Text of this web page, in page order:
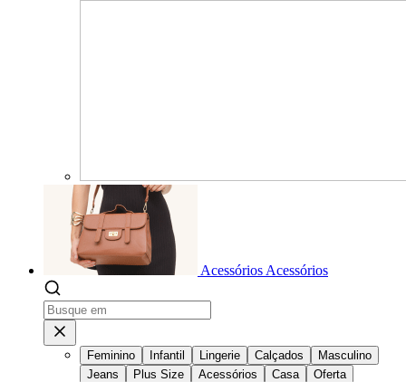
Acessórios Acessórios
Feminino Infantil Lingerie Calçados
Masculino
Jeans
Plus Size Acessórios Casa Oferta